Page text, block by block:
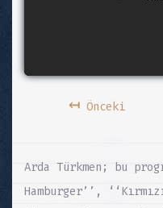
↤Önceki
Arda Türkmen; bu
Hamburger’’,